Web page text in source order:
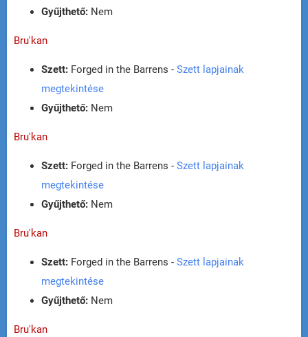
Gyűjthető: Nem
Bru'kan
Szett: Forged in the Barrens - Szett lapjainak
megtekintése
Gyűjthető: Nem
Bru'kan
Szett: Forged in the Barrens - Szett lapjainak
megtekintése
Gyűjthető: Nem
Bru'kan
Szett: Forged in the Barrens - Szett lapjainak
megtekintése
Gyűjthető: Nem
Bru'kan